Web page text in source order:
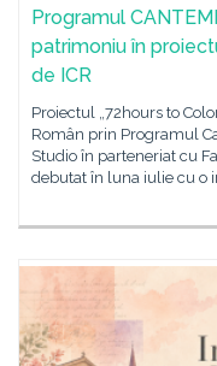
Programul
patrimoniu în
de ICR
Proiectul „72hours to
Român prin Programul
Studio în parteneriat cu
debutat în luna iulie cu o